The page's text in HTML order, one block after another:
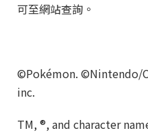
可至網站查詢。
©Pokémon. ©Nintendo/
inc.
TM, ®, and character